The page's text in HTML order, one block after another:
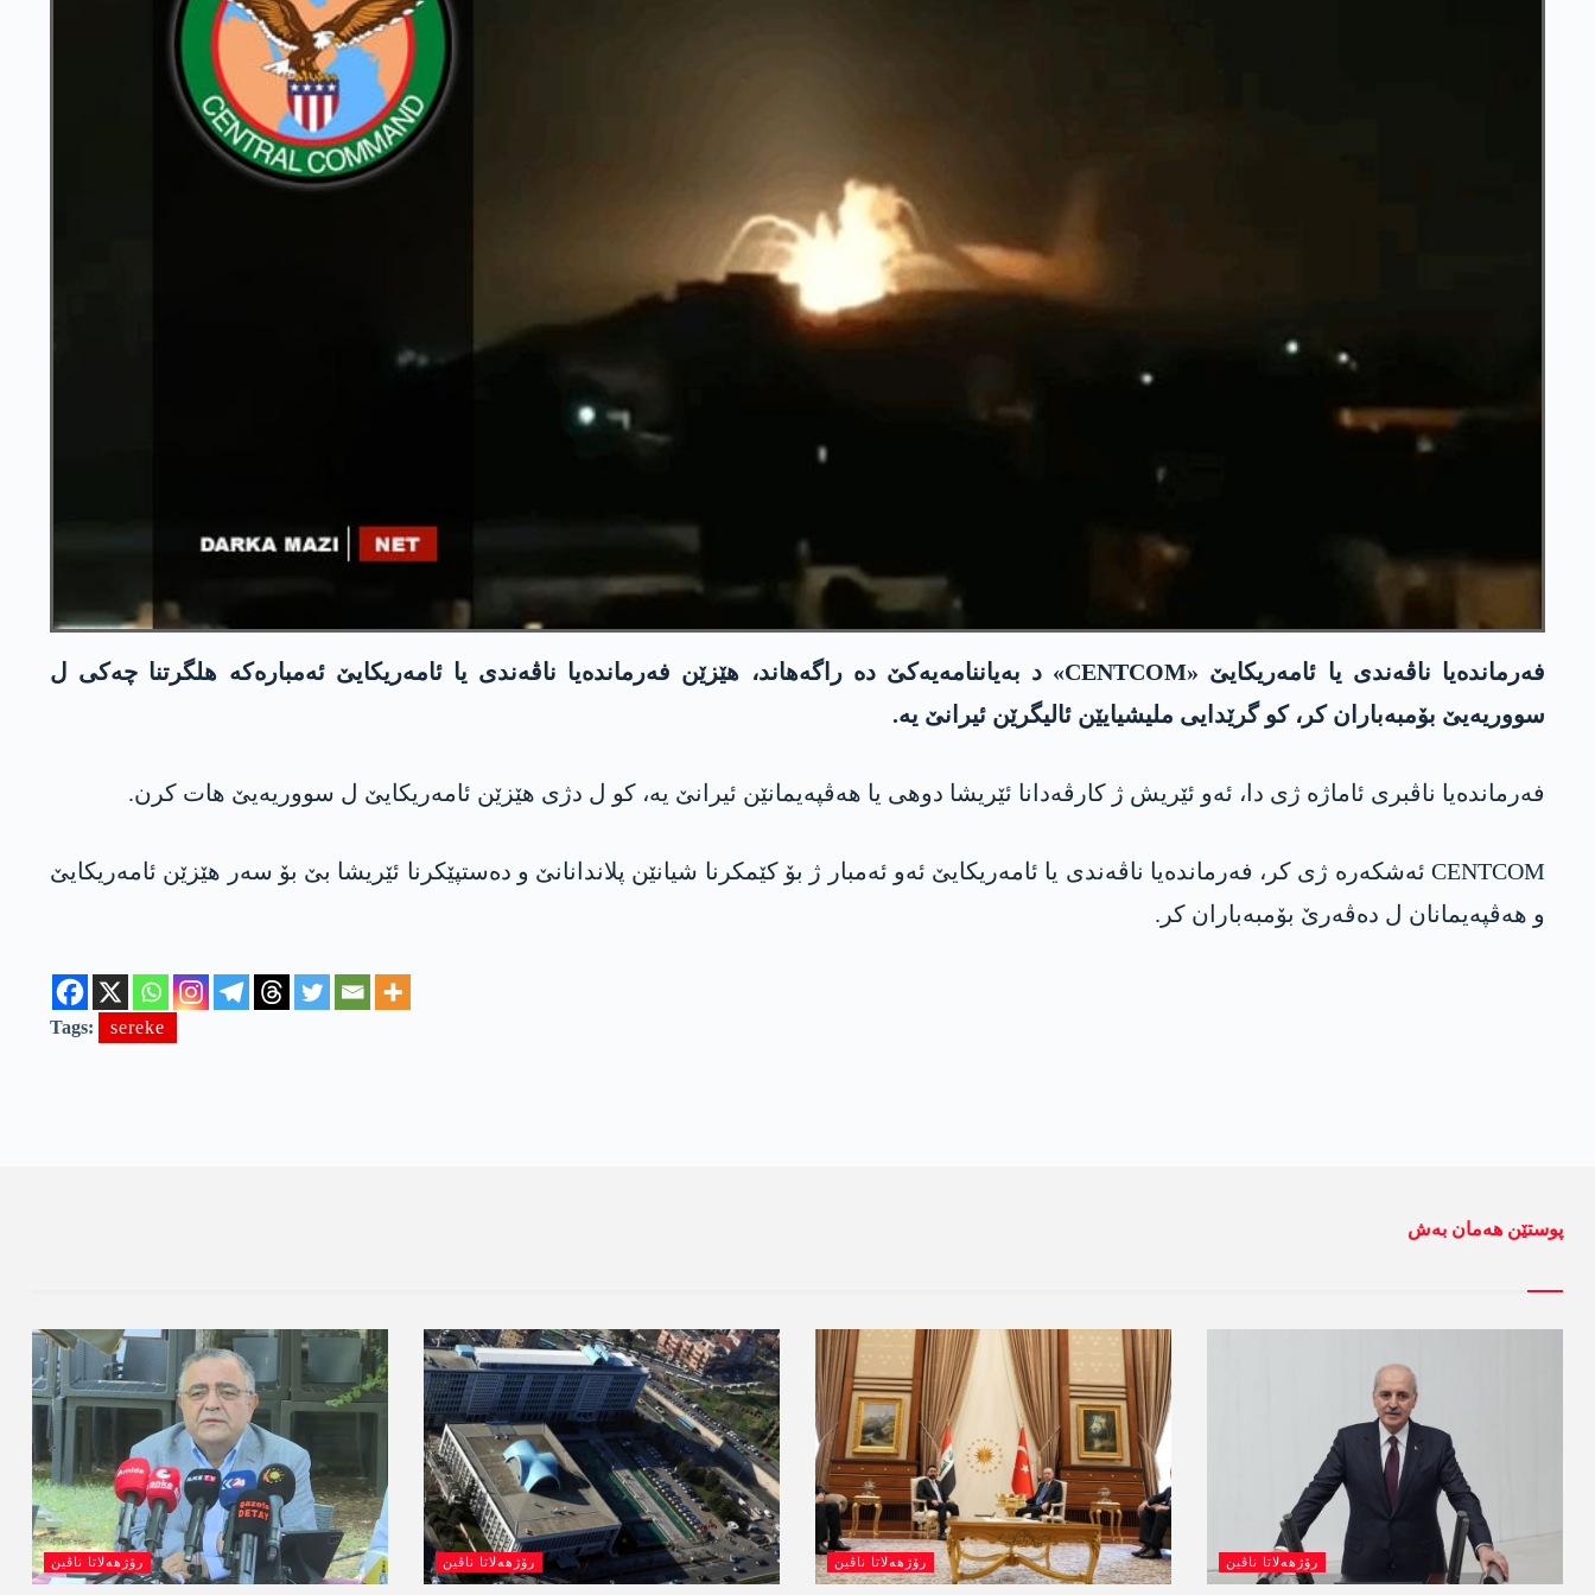
فەرماندەیا ناڤەندی یا ئامەریکایێ «CENTCOM» د بەیاننامەیەکێ دە راگەهاند، هێزێن فەرماندەیا ناڤەندی یا ئامەریکایێ ئەمبارەکە هلگرتنا چەکی ل
سووریەیێ بۆمبەباران کر، کو گرێدایی ملیشیایێن ئالیگرێن ئیرانێ یە.
فەرماندەیا ناڤبری ئاماژە ژی دا، ئەو ئێریش ژ کارڤەدانا ئێریشا دوهی یا هەڤپەیمانێن ئیرانێ یە، کو ل دژی هێزێن ئامەریکایێ ل سووریەیێ هات کرن.
CENTCOM ئەشکەرە ژی کر، فەرماندەیا ناڤەندی یا ئامەریکایێ ئەو ئەمبار ژ بۆ کێمکرنا شیانێن پلاندانانێ و دەستپێکرنا ئێریشا بێ بۆ سەر هێزێن ئامەریکایێ
و هەڤپەیمانان ل دەڤەرێ بۆمبەباران کر.
Tags: sereke
پوستێن ھەمان بەش
رۆژھەلاتا ناڤین رۆژھەلاتا ناڤین رۆژھەلاتا ناڤین رۆژھەلاتا ناڤین